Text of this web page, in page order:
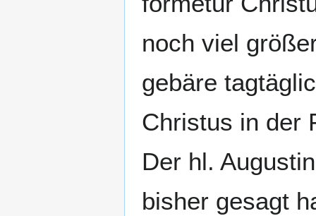
noch viel
gebäre
Christus in der
Der hl.
bisher gesagt